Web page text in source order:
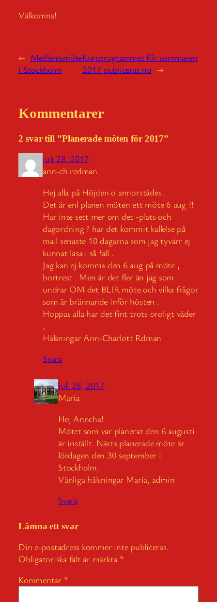
Välkomna!
← Medlemsmöte
i Stockholm
Kursprogrammet för sommaren
2017 publicerat nu →
Kommentarer
2 svar till ”Planerade möten för 2017”
juli 28, 2017
ann-ch redman
Hej alla på Höjden o annorstädes .
Det är enl planen möten ett möte 6 aug ?!
Har inte sett mer om det -plats och
dagordning ? har det kommit kallelse på
mail senaste 10 dagarna som jag tyvärr ej
kunnat läsa i så fall .
Jag kan ej komma den 6 aug på möte ,
bortrest . Men är det fler än jag som
undrar OM det BLIR möte och vilka frågor
som är brännande inför hösten .
Hoppas alla har det fint trots oroligt väder
,
Hälsningar Ann-Charlott Rdman
Svara
juli 28, 2017
Maria
Hej Anncha!
Mötet som var planerat den 6 augusti
är inställt. Nästa planerade möte är
lördagen den 30 september i
Stockholm.
Vänliga hälsningar Maria, admin
Svara
Lämna ett svar
Din e-postadress kommer inte publiceras.
Obligatoriska fält är märkta *
Kommentar *